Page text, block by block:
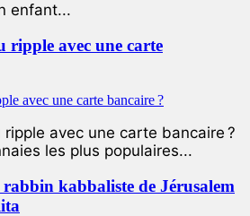
enfant...
ripple avec une carte
avec une carte bancaire ?
les plus populaires...
kabbaliste de Jérusalem